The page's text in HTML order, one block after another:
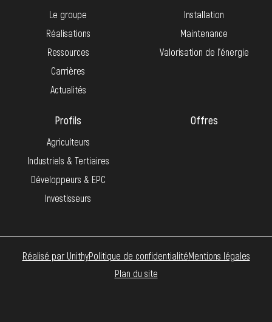
Le groupe
Réalisations
Ressources
Carrières
Actualités
Installation
Maintenance
Valorisation de l’énergie
Profils
Agriculteurs
Industriels & Tertiaires
Développeurs & EPC
Investisseurs
Offres
Réalisé par UnithyPolitique de confidentialitéMentions légales
Plan du site